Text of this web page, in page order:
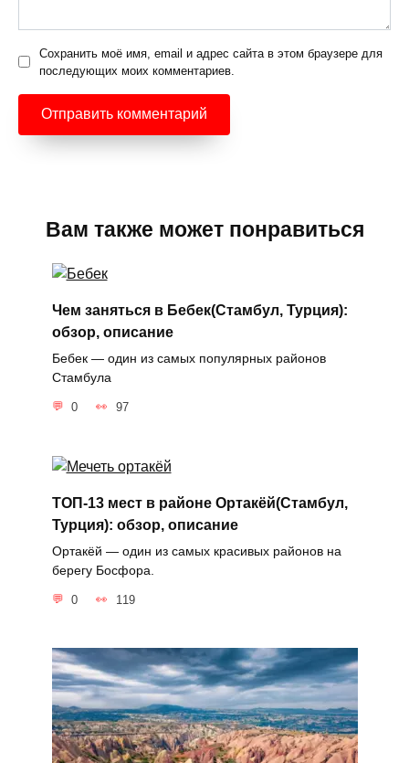
Сохранить моё имя, email и адрес сайта в этом браузере для
последующих моих комментариев.
Вам также может понравиться
Чем заняться в Бебек(Стамбул, Турция):
обзор, описание
Бебек — один из самых популярных районов
Стамбула
0 97
ТОП-13 мест в районе Ортакёй(Стамбул,
Турция): обзор, описание
Ортакёй — один из самых красивых районов на
берегу Босфора.
0 119